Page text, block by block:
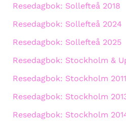
Resedagbok: Sollefteå 2018
Resedagbok: Sollefteå 2024
Resedagbok: Sollefteå 2025
Resedagbok: Stockholm &
Resedagbok: Stockholm 2011
Resedagbok: Stockholm
Resedagbok: Stockholm